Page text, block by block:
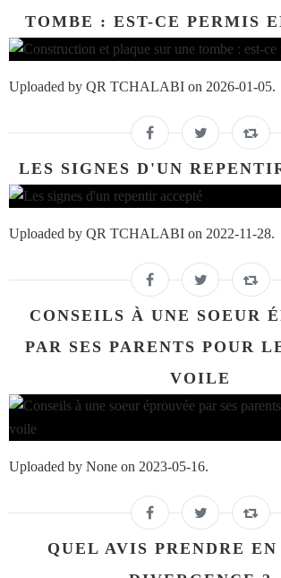
TOMBE : EST-CE PERMIS
Uploaded by QR TCHALABI on 2026-01-05.
LES SIGNES D'UN
Uploaded by QR TCHALABI on 2022-11-28.
CONSEILS À UNE SOEUR
PAR SES PARENTS POUR
VOILE
Uploaded by None on 2023-05-16.
QUEL AVIS PRENDRE EN